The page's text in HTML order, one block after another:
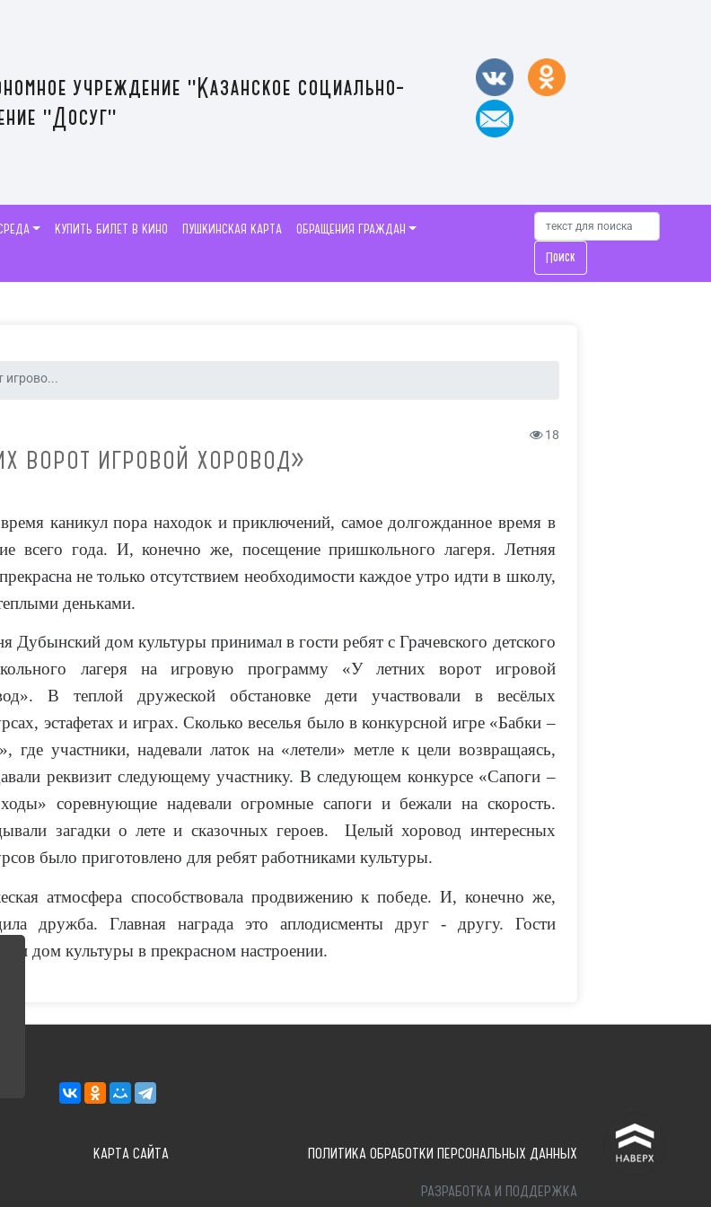
учреждение "Казанское социально-
"Досуг"
КУПИТЬ БИЛЕТ В КИНО ПУШКИНСКАЯ КАРТА
ОБРАЩЕНИЯ ГРАЖДАН
Поиск
игрово...
18
ВОРОТ ИГРОВОЙ ХОРОВОД»
каникул пора находок и приключений, самое долгожданное время в
всего года. И, конечно же, посещение пришкольного лагеря. Летняя
не только отсутствием необходимости каждое утро идти в школу,
деньками.
Дубынский дом культуры принимал в гости ребят с Грачевского детского
лагеря на игровую программу «У летних ворот игровой
В теплой дружеской обстановке дети участвовали в весёлых
эстафетах и играх. Сколько веселья было в конкурсной игре «Бабки –
где участники, надевали латок на «летели» метле к цели возвращаясь,
реквизит следующему участнику. В следующем конкурсе «Сапоги –
соревнующие надевали огромные сапоги и бежали на скорость.
загадки о лете и сказочных героев. Целый хоровод интересных
было приготовлено для ребят работниками культуры.
атмосфера способствовала продвижению к победе. И, конечно же,
дружба. Главная награда это аплодисменты друг - другу. Гости
дом культуры в прекрасном настроении.
^
КАРТА САЙТА ПОЛИТИКА ОБРАБОТКИ ПЕРСОНАЛЬНЫХ ДАННЫХ
РАЗРАБОТКА И ПОДДЕРЖКА